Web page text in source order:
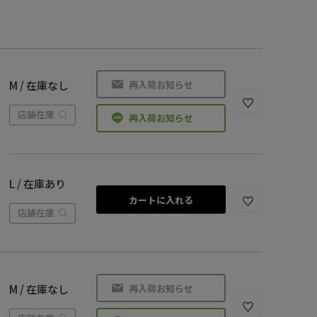
M / 在庫なし
店舗在庫
再入荷お知らせ
再入荷お知らせ
L / 在庫あり
店舗在庫
カートに入れる
M / 在庫なし 再入荷お知らせ